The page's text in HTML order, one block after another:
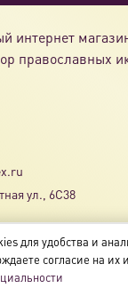
интернет
православных
ул., 6С38
икон
для удобства и
согласие на их